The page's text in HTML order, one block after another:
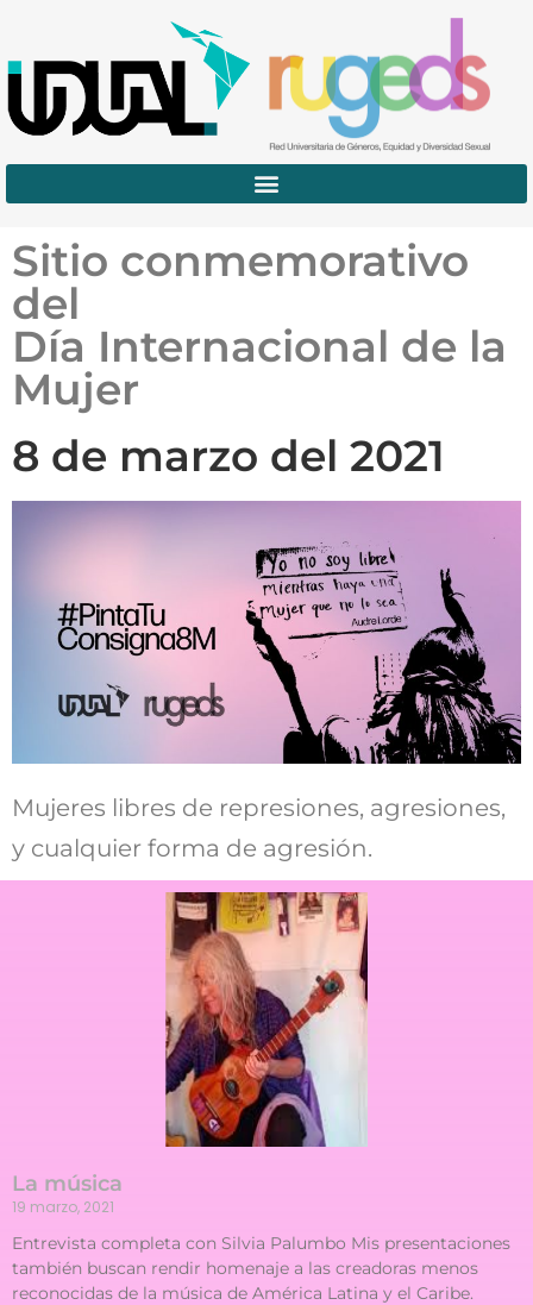
Sitio conmemorativo
del
Día Internacional de la
Mujer
8 de marzo del 2021
Mujeres libres de represiones, agresiones,
y cualquier forma de agresión.
La música
19 marzo, 2021
Entrevista completa con Silvia Palumbo Mis presentaciones
también buscan rendir homenaje a las creadoras menos
reconocidas de la música de América Latina y el Caribe.